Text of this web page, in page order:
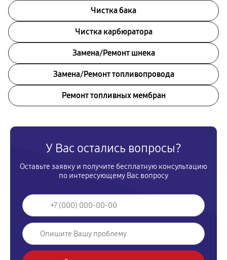
Чистка бака
Чистка карбюратора
Замена/Pемонт шнека
Замена/Pемонт топливопровода
Ремонт топливных мембран
У Вас остались вопросы?
Оставьте заявку и получите бесплатную консультацию
по интересующему Вас вопросу